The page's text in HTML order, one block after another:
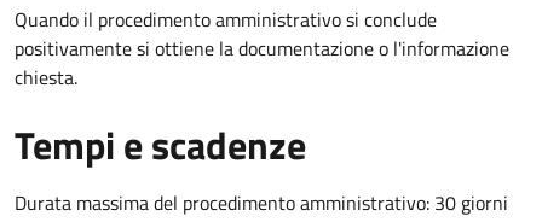
Quando il procedimento amministrativo si conclude
positivamente si ottiene la documentazione o l'informazione
chiesta.
Tempi e scadenze
Durata massima del procedimento amministrativo: 30 giorni